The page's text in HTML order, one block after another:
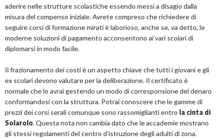
aderire nelle strutture scolastiche essendo messi a disagio dalla
misura del compenso iniziale. Avrete compreso che richiedere di
seguire corsi di formazione mirati è laborioso, anche se, va detto, le
moderne soluzioni di pagamento acconsentono ai vari scolari di
diplomarsi in modo facile.
Il frazionamento dei costi è un aspetto chiave che tutti i giovani e gli
ex scolari devono valutare per la deliberazione. Il certificato è
normale che lo avrai gestendo un modo di corresponsione del denaro
conformandosi con la struttura. Potrai conoscere che le gamme di
prezzi dei corsi serali comunque sono rassomiglianti entro la cinta di
Solarolo. Questa nota non cambia dato che le accademie mostrano
gli stessi regolamenti del centro d'istruzione degli adulti di zona.